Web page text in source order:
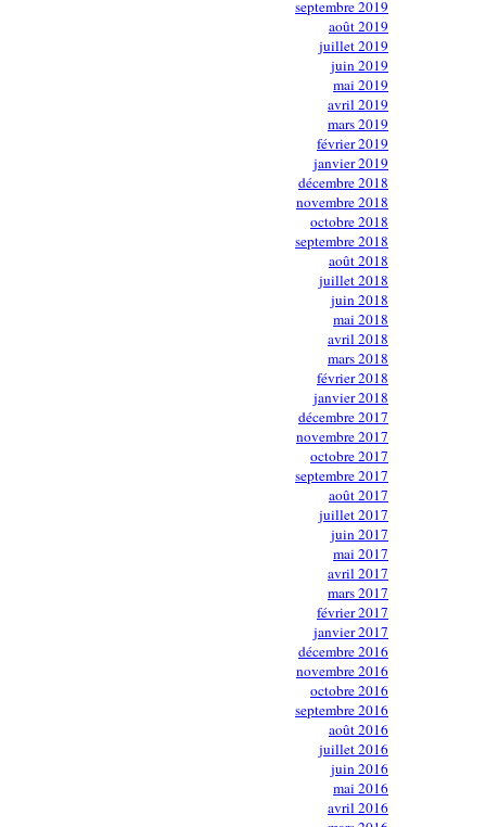
septembre 2019
août 2019
juillet 2019
juin 2019
mai 2019
avril 2019
mars 2019
février 2019
janvier 2019
décembre 2018
novembre 2018
octobre 2018
septembre 2018
août 2018
juillet 2018
juin 2018
mai 2018
avril 2018
mars 2018
février 2018
janvier 2018
décembre 2017
novembre 2017
octobre 2017
septembre 2017
août 2017
juillet 2017
juin 2017
mai 2017
avril 2017
mars 2017
février 2017
janvier 2017
décembre 2016
novembre 2016
octobre 2016
septembre 2016
août 2016
juillet 2016
juin 2016
mai 2016
avril 2016